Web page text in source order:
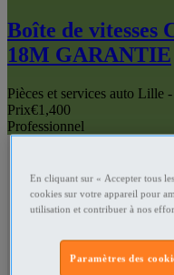
Boîte de vitesses
18M GARANTIE
Pièces et services auto Lille
Prix€1,400
Professionnel
En cliquant sur « Accepter tous
cookies sur votre appareil pour
utilisation et contribuer à nos
Paramètres des